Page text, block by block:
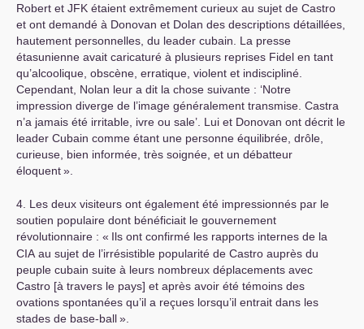
Robert et JFK étaient extrêmement curieux au sujet de Castro
et ont demandé à Donovan et Dolan des descriptions détaillées,
hautement personnelles, du leader cubain. La presse
étasunienne avait caricaturé à plusieurs reprises Fidel en tant
qu’alcoolique, obscène, erratique, violent et indiscipliné.
Cependant, Nolan leur a dit la chose suivante : ‘Notre
impression diverge de l’image généralement transmise. Castra
n’a jamais été irritable, ivre ou sale’. Lui et Donovan ont décrit le
leader Cubain comme étant une personne équilibrée, drôle,
curieuse, bien informée, très soignée, et un débatteur
éloquent».
4. Les deux visiteurs ont également été impressionnés par le
soutien populaire dont bénéficiait le gouvernement
révolutionnaire : « Ils ont confirmé les rapports internes de la
CIA au sujet de l’irrésistible popularité de Castro auprès du
peuple cubain suite à leurs nombreux déplacements avec
Castro [à travers le pays] et après avoir été témoins des
ovations spontanées qu’il a reçues lorsqu’il entrait dans les
stades de base-ball».